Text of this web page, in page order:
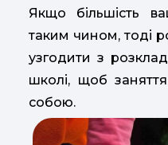
Якщо більшість
таким чином, тоді
узгодити з
школі, щоб
собою.